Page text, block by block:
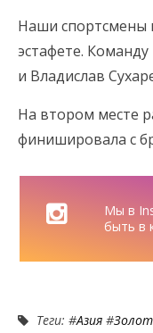
Наши спортсмены
эстафете.
и Владислав
На втором месте
финишировала с
Мы в
быть в
Теги: #Азия #